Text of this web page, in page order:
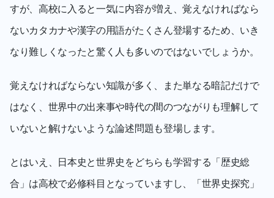
すが、高校に入ると一気に内容が増え、覚えなければなら
ないカタカナや漢字の用語がたくさん登場するため、いき
なり難しくなったと驚く人も多いのではないでしょうか。
覚えなければならない知識が多く、また単なる暗記だけで
はなく、世界中の出来事や時代の間のつながりも理解して
いないと解けないような論述問題も登場します。
とはいえ、日本史と世界史をどちらも学習する「歴史総
合」は高校で必修科目となっていますし、「世界史探究」